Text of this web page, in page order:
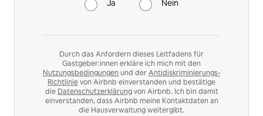
Ja Nein
Durch das Anfordern dieses Leitfadens für
Gastgeber:innen erkläre ich mich mit den
Nutzungsbedingungen und der Antidiskriminierungs-
Richtlinievon Airbnb einverstanden und bestätige
die Datenschutzerklärungvon Airbnb. Ich bin damit
einverstanden, dass Airbnb meine Kontaktdaten an
die Hausverwaltung weitergibt.